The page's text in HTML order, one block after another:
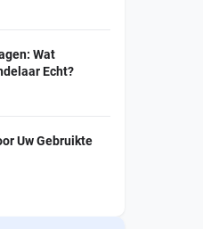
Wat
Echt?
Uw Gebruikte